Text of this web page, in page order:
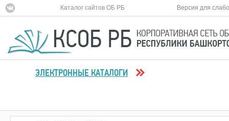
Каталог сайтов ОБ РБ Версия для
ЭЛЕКТРОННЫЕ КАТАЛОГИ